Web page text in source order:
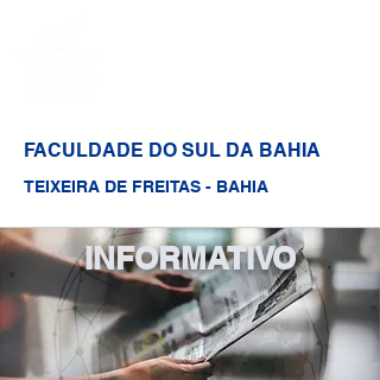
FACULDADE DO SUL DA BAHIA
TEIXEIRA DE FREITAS - BAHIA
INFORMATIVO